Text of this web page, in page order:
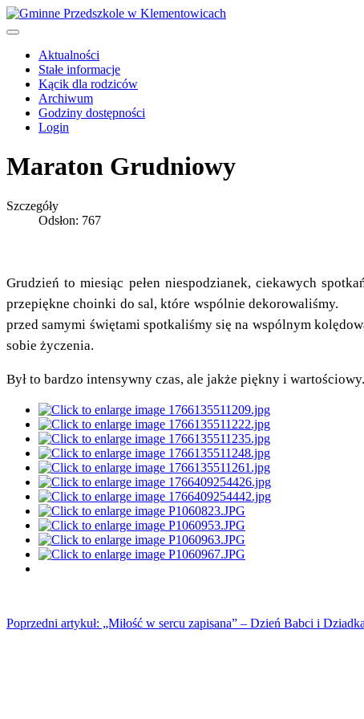
Aktualności
Stałe informacje
Kącik dla rodziców
Archiwum
Godziny dostępności
Login
Maraton Grudniowy
Szczegóły
Odsłon: 767
Grudzień to miesiąc pełen niespodzianek, ciekawych
przepiękne choinki do sal, które wspólnie
przed samymi świętami spotkaliśmy się na wspólnym
sobie życzenia.
Był to bardzo intensywny czas, ale jakże piękny i wartościowy.
Poprzedni artykuł: „Miłość w sercu zapisana” – Dzień Babci i